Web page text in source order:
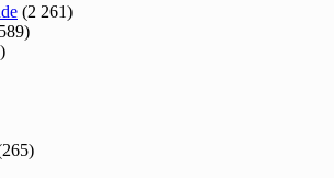
(2 261)